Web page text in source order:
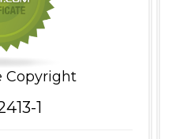
Copyright
1